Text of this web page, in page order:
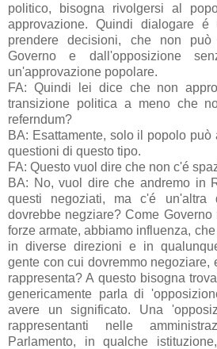
politico, bisogna rivolgersi al
approvazione. Quindi dialogare é
prendere decisioni, che non
Governo e dall'opposizione
un'approvazione popolare.
FA: Quindi lei dice che non
transizione politica a meno che
referndum?
BA: Esattamente, solo il popolo può
questioni di questo tipo.
FA: Questo vuol dire che non c'é
BA: No, vuol dire che andremo in
questi negoziati, ma c'é un'altra
dovrebbe negziare? Come
forze armate, abbiamo influenza,
in diverse direzioni e in
gente con cui dovremmo negoziare,
rappresenta? A questo bisogna
genericamente parla di
avere un significato. Una
rappresentanti nelle
Parlamento, in qualche